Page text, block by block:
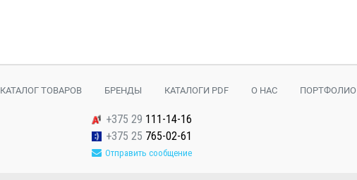
КАТАЛОГ ТОВАРОВ БРЕНДЫ КАТАЛОГИ PDF О НАС ПОРТФОЛИО
+375 29 111-14-16
+375 25 765-02-61
Отправить сообщение